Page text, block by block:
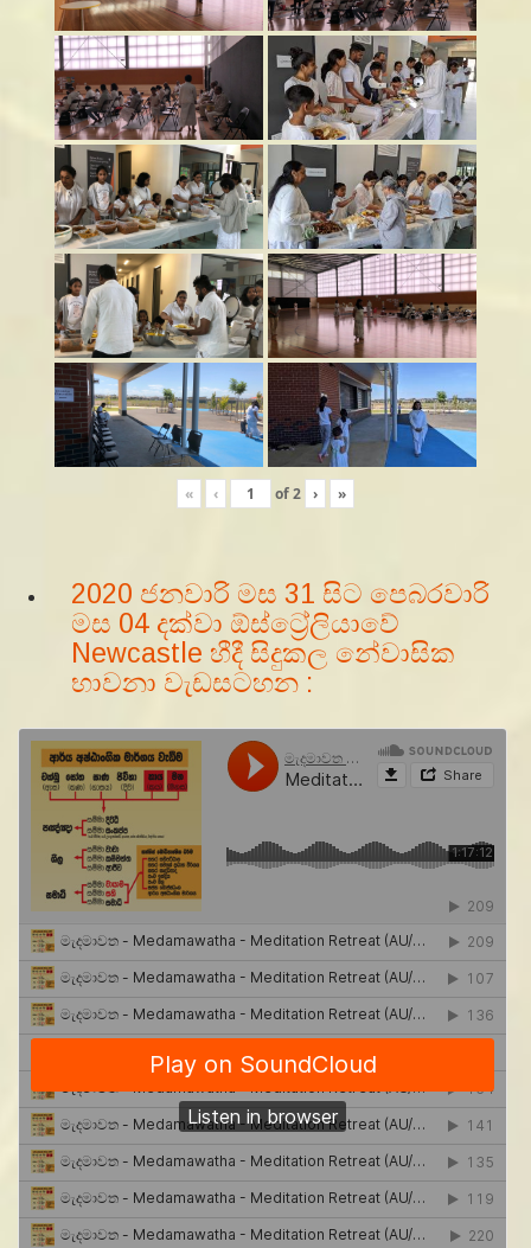
« ‹ of2 › »
2020 ජනවාරි මස 31 සිට පෙබරවාරි
මස 04 දක්වා ඕස්ට්‍රේලියාවේ
Newcastle හීදී සිදුකල නේවාසික
භාවනා වැඩසටහන :